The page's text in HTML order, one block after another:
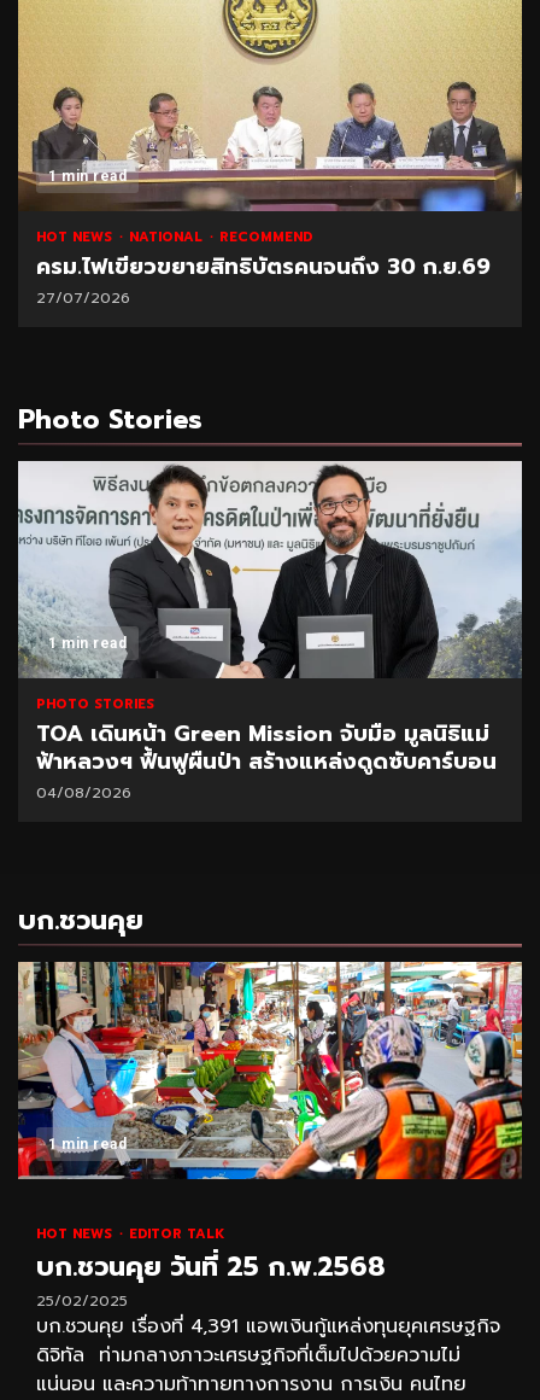
1 min read
HOT NEWS NATIONAL RECOMMEND
ครม.ไฟเขียวขยายสิทธิบัตรคนจนถึง 30 ก.ย.69
27/07/2026
Photo Stories
1 min read
PHOTO STORIES
TOA เดินหน้า Green Mission จับมือ มูลนิธิแม่
ฟ้าหลวงฯ ฟื้นฟูผืนป่า สร้างแหล่งดูดซับคาร์บอน
04/08/2026
บก.ชวนคุย
1 min read
HOT NEWS EDITOR TALK
บก.ชวนคุย วันที่ 25 ก.พ.2568
25/02/2025
บก.ชวนคุย เรื่องที่ 4,391 แอพเงินกู้แหล่งทุนยุคเศรษฐกิจ
ดิจิทัล ท่ามกลางภาวะเศรษฐกิจที่เต็มไปด้วยความไม่
แน่นอน และความท้าทายทางการงาน การเงิน คนไทย